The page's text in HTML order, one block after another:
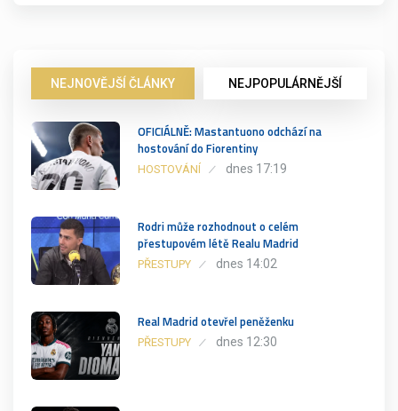
NEJNOVĚJŠÍ ČLÁNKY NEJPOPULÁRNĚJŠÍ
OFICIÁLNĚ: Mastantuono odchází na
hostování do Fiorentiny
HOSTOVÁNÍ dnes 17:19
Rodri může rozhodnout o celém
přestupovém létě Realu Madrid
PŘESTUPY dnes 14:02
Real Madrid otevřel peněženku
PŘESTUPY dnes 12:30